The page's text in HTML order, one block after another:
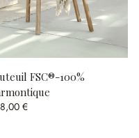
FSC®-100%
€